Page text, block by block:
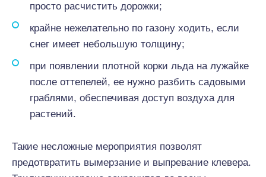
просто расчистить дорожки;
крайне нежелательно по газону ходить, если
снег имеет небольшую толщину;
при появлении плотной корки льда на лужайке
после оттепелей, ее нужно разбить садовыми
граблями, обеспечивая доступ воздуха для
растений.
Такие несложные мероприятия позволят
предотвратить вымерзание и выпревание клевера.